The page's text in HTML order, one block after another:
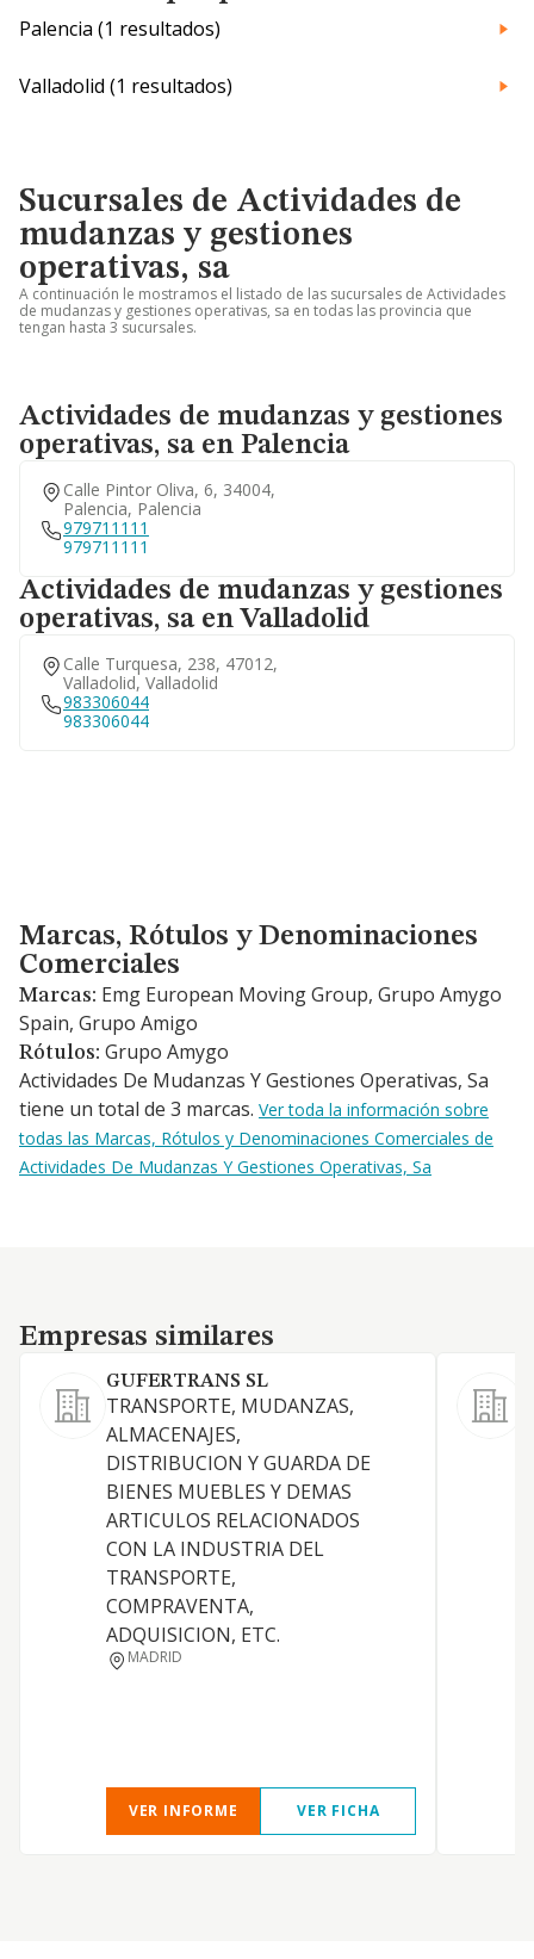
Palencia (1 resultados)
Valladolid (1 resultados)
Sucursales de Actividades de
mudanzas y gestiones
operativas, sa
A continuación le mostramos el listado de las sucursales de Actividades
de mudanzas y gestiones operativas, sa en todas las provincia que
tengan hasta 3 sucursales.
Actividades de mudanzas y gestiones
operativas, sa en Palencia
Calle Pintor Oliva, 6, 34004,
Palencia, Palencia
979711111
979711111
Actividades de mudanzas y gestiones
operativas, sa en Valladolid
Calle Turquesa, 238, 47012,
Valladolid, Valladolid
983306044
983306044
Marcas, Rótulos y Denominaciones Comerciales
Marcas, Rótulos y Denominaciones
Comerciales
Marcas: Emg European Moving Group, Grupo Amygo
Spain, Grupo Amigo
Rótulos: Grupo Amygo
Actividades De Mudanzas Y Gestiones Operativas, Sa
tiene un total de 3 marcas. Ver toda la información sobre
todas las Marcas, Rótulos y Denominaciones Comerciales de
Actividades De Mudanzas Y Gestiones Operativas, Sa
Empresas similares
Empresas similares
GUFERTRANS SL
TRANSPORTE, MUDANZAS,
ALMACENAJES,
DISTRIBUCION Y GUARDA DE
BIENES MUEBLES Y DEMAS
ARTICULOS RELACIONADOS
CON LA INDUSTRIA DEL
TRANSPORTE,
COMPRAVENTA,
ADQUISICION, ETC.
MADRID
VER INFORME VER FICHA